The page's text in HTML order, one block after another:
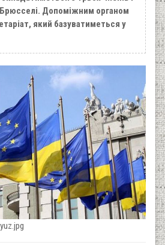
Допоміжним органом
який базуватиметься у